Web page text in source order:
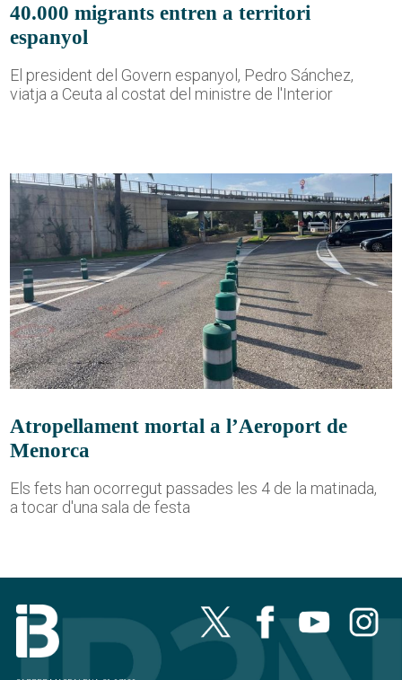
40.000 migrants entren a territori
espanyol
El president del Govern espanyol, Pedro Sánchez,
viatja a Ceuta al costat del ministre de l'Interior
Atropellament mortal a l’Aeroport de
Menorca
Els fets han ocorregut passades les 4 de la matinada,
a tocar d'una sala de festa